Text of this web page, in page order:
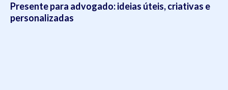
Presente para advogado: ideias úteis, criativas e
personalizadas